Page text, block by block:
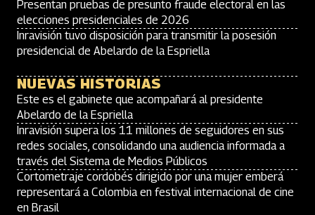
Presentan pruebas de presunto fraude electoral en las
elecciones presidenciales de 2026
Inravisión tuvo disposición para transmitir la posesión
presidencial de Abelardo de la Espriella
NUEVAS HISTORIAS
Este es el gabinete que acompañará al presidente
Abelardo de la Espriella
Inravisión supera los 11 millones de seguidores en sus
redes sociales, consolidando una audiencia informada a
través del Sistema de Medios Públicos
Cortometraje cordobés dirigido por una mujer emberá
representará a Colombia en festival internacional de cine
en Brasil